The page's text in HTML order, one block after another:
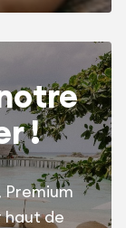
!
haut de